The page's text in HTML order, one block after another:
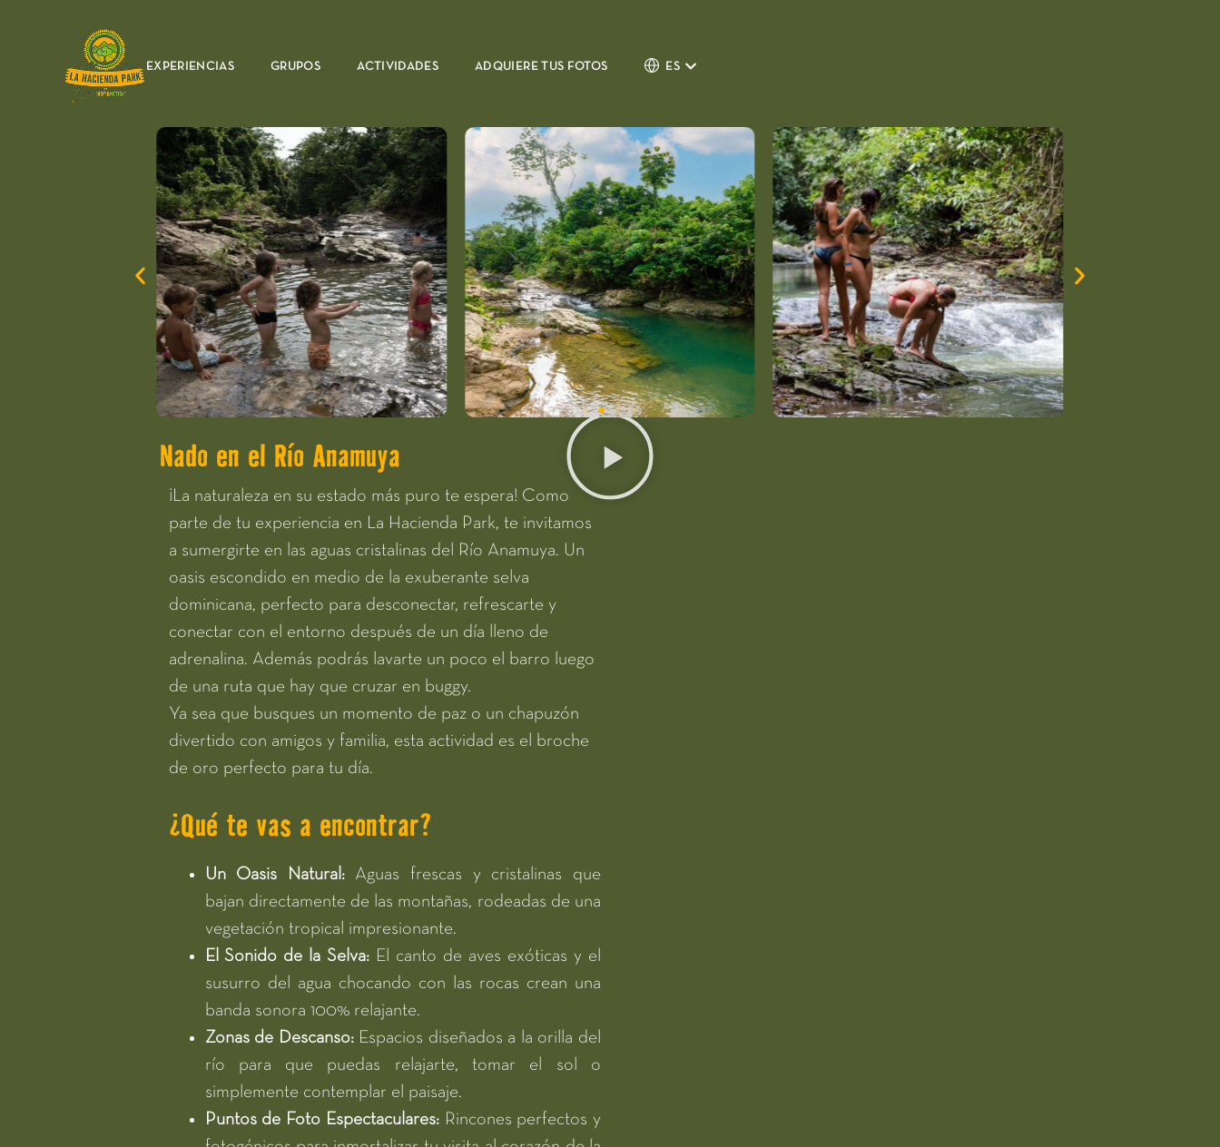
EXPERIENCIAS GRUPOS ACTIVIDADES ADQUIERE TUS FOTOS ES
Nado en el Río Anamuya
¡La naturaleza en su estado más puro te espera! Como
parte de tu experiencia en La Hacienda Park, te invitamos
a sumergirte en las aguas cristalinas del Río Anamuya. Un
oasis escondido en medio de la exuberante selva
dominicana, perfecto para desconectar, refrescarte y
conectar con el entorno después de un día lleno de
adrenalina. Además podrás lavarte un poco el barro luego
de una ruta que hay que cruzar en buggy.
Ya sea que busques un momento de paz o un chapuzón
divertido con amigos y familia, esta actividad es el broche
de oro perfecto para tu día.
¿Qué te vas a encontrar?
Un Oasis Natural:Aguas frescas y cristalinas que
bajan directamente de las montañas, rodeadas de una
vegetación tropical impresionante.
El Sonido de la Selva: El canto de aves exóticas y el
susurro del agua chocando con las rocas crean una
banda sonora 100% relajante.
Zonas de Descanso:Espacios diseñados a la orilla del
río para que puedas relajarte, tomar el sol o
simplemente contemplar el paisaje.
Puntos de Foto Espectaculares:Rincones perfectos y